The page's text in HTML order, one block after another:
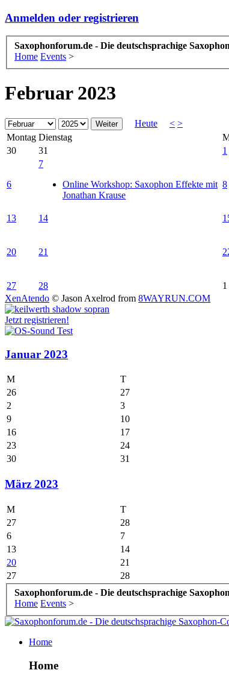
Anmelden oder registrieren
Saxophonforum.de - Die deutschsprachige
Home Events >
Februar 2023
Heute < >
Montag Dienstag
30
31 1
6
7
Online Workshop: Saxophon Effekte mit
Jonathan Krause
8
13 14
20 21
27 28 1
XenAtendo © Jason Axelrod from 8WAYRUN.COM
Jetzt registrieren!
Januar 2023
M T
26
27
2
3
9
10
16
17
23
24
30
31
März 2023
M T
27
28
6
7
13
14
20
21
27
28
Saxophonforum.de - Die deutschsprachige
Home Events >
Home
Home